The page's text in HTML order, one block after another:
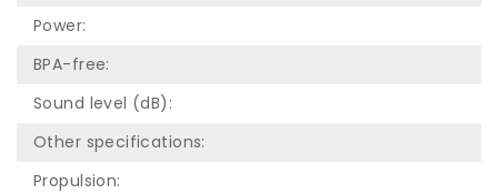
Power:
BPA-free:
Sound level (dB):
Other specifications:
Propulsion: